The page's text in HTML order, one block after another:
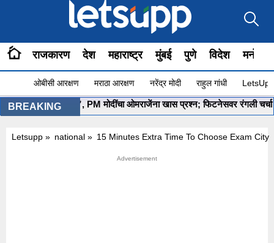
राजकारण देश महाराष्ट्र मुंबई पुणे विदेश
ओबीसी आरक्षण मराठा आरक्षण नरेंद्र मोदी राहुल गांधी
BREAKING
सुरू आहे ना?”, PM मोदींचा ओमराजेंना खास प्रश्न; फिटनेसवर रंगली चर्चा •
Letsupp » national » 15 Minutes Extra Time To Choose Exam